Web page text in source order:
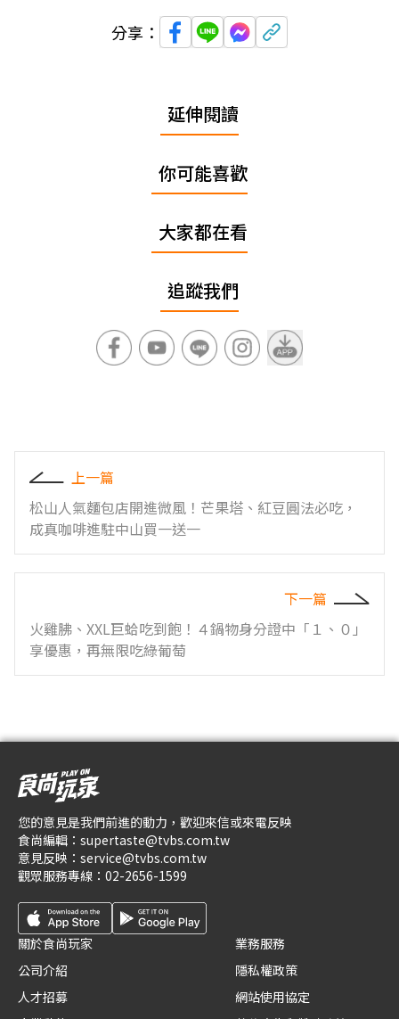
分享：
延伸閱讀
你可能喜歡
大家都在看
追蹤我們
上一篇
松山人氣麵包店開進微風！芒果塔、紅豆圓法必吃，
成真咖啡進駐中山買一送一
下一篇
火雞胇、XXL巨蛤吃到飽！４鍋物身分證中「１、０」
享優惠，再無限吃綠葡萄
您的意見是我們前進的動力，歡迎來信或來電反映
食尚編輯： supertaste@tvbs.com.tw
意見反映： service@tvbs.com.tw
觀眾服務專線： 02-2656-1599
關於食尚玩家
公司介紹
人才招募
業務服務
隱私權政策
網站使用協定